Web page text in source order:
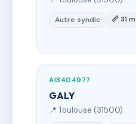
Autre syndic 📏 31 m
AI3404977
GALY
📍 Toulouse (31500)